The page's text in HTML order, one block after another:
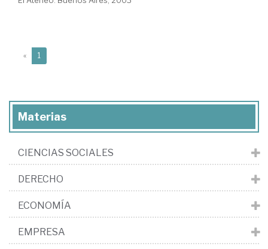
« 1
Materias
CIENCIAS SOCIALES
DERECHO
ECONOMÍA
EMPRESA